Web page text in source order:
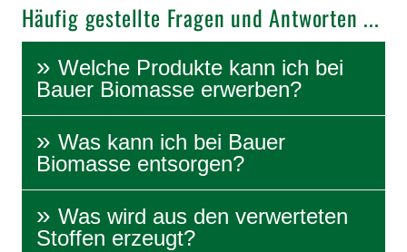
Häufig gestellte Fragen und Antworten ...
Welche Produkte kann ich bei
Bauer Biomasse erwerben?
Was kann ich bei Bauer
Biomasse entsorgen?
Was wird aus den verwerteten
Stoffen erzeugt?